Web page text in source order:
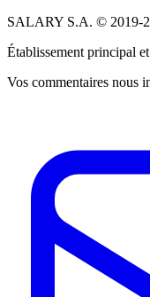
SALARY S.A. © 2019-
Établissement principal
Vos commentaires nous